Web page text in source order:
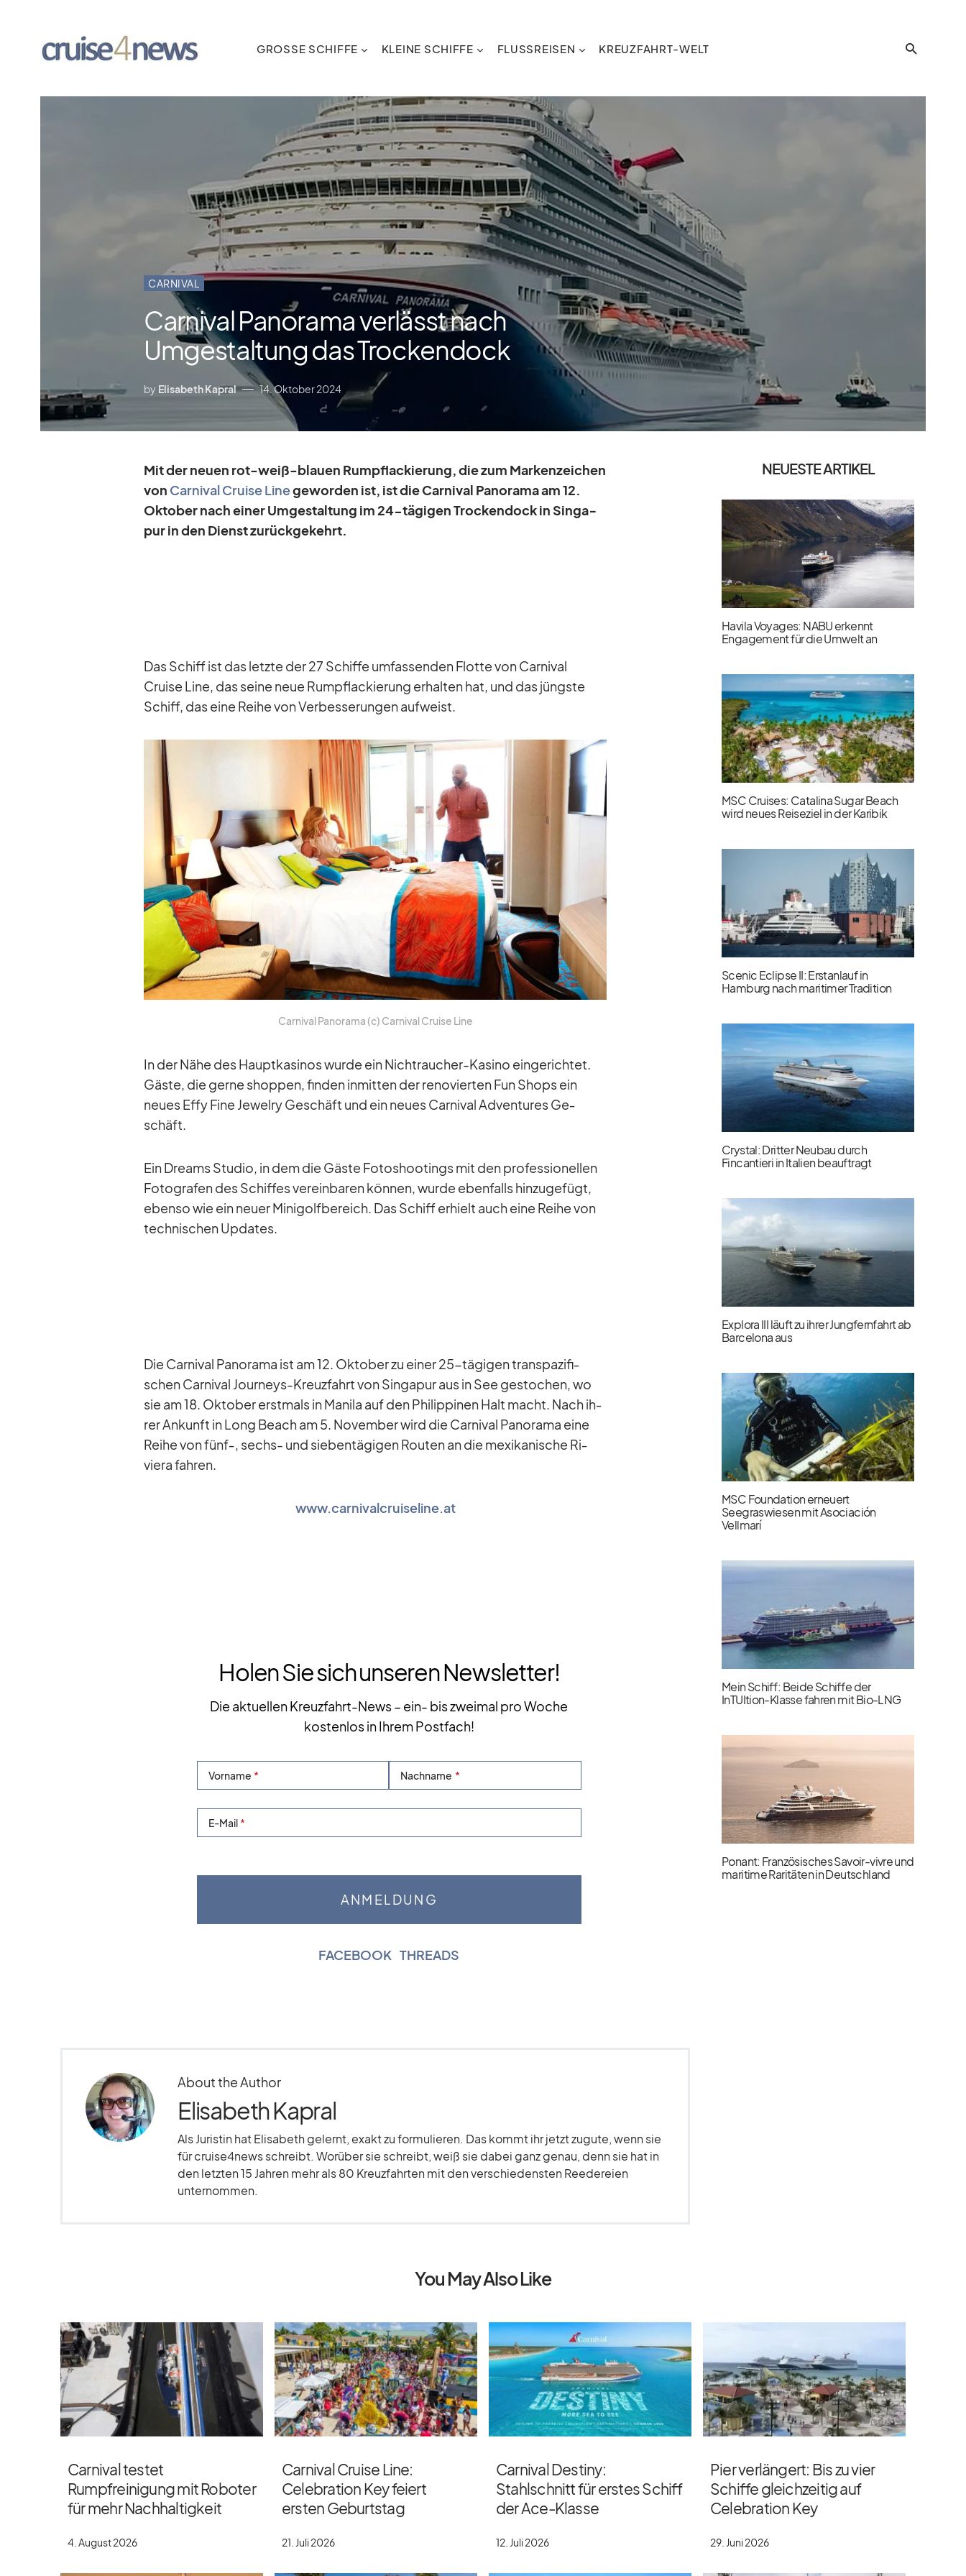
GROSSE SCHIFFE KLEINE SCHIFFE FLUSSREISEN KREUZFAHRT-WELT
CARNIVAL
Carnival Panorama verlässt nach
Umgestaltung das Trockendock
by Elisabeth Kapral 14. Oktober 2024
Mit der neuen rot-weiß-blauen Rumpfla­ckie­rung, die zum Mar­ken­zei­chen
von Car­ni­val Cruise Linege­wor­den ist, ist die Car­ni­val Pan­orama am 12.
Ok­to­ber nach ei­ner Um­ge­stal­tung im 24-tä­gi­gen Tro­cken­dock in Sin­ga­
pur in den Dienst zu­rück­ge­kehrt.
Das Schiff ist das letzte der 27 Schiffe um­fas­sen­den Flotte von Car­ni­val
Cruise Line, das seine neue Rumpfla­ckie­rung er­hal­ten hat, und das jüngste
Schiff, das eine Reihe von Ver­bes­se­run­gen auf­weist.
Car­ni­val Pan­orama (c) Car­ni­val Cruise Line
In der Nähe des Haupt­ka­si­nos wurde ein Nicht­rau­cher-Ka­sino ein­ge­rich­tet.
Gäste, die gerne shop­pen, fin­den in­mit­ten der re­no­vier­ten Fun Shops ein
neues Effy Fine Je­welry Ge­schäft und ein neues Car­ni­val Ad­ven­tures Ge­
schäft.
Ein Dreams Stu­dio, in dem die Gäste Fo­to­shoo­tings mit den pro­fes­sio­nel­len
Fo­to­gra­fen des Schif­fes ver­ein­ba­ren kön­nen, wurde eben­falls hin­zu­ge­fügt,
ebenso wie ein neuer Mi­ni­golf­be­reich. Das Schiff er­hielt auch eine Reihe von
tech­ni­schen Up­dates.
Die Car­ni­val Pan­orama ist am 12. Ok­to­ber zu ei­ner 25-tä­gi­gen trans­pa­zi­fi­
schen Car­ni­val Jour­neys-Kreuz­fahrt von Sin­ga­pur aus in See ge­sto­chen, wo
sie am 18. Ok­to­ber erst­mals in Ma­nila auf den Phil­ip­pi­nen Halt macht. Nach ih­
rer An­kunft in Long Beach am 5. No­vem­ber wird die Car­ni­val Pan­orama eine
Reihe von fünf‑, sechs- und sie­ben­tä­gi­gen Rou­ten an die me­xi­ka­ni­sche Ri­
viera fah­ren.
www.carnivalcruiseline.at
Holen Sie sich unseren Newsletter!
Die aktuellen Kreuzfahrt-News – ein- bis zweimal pro Woche
kostenlos in Ihrem Postfach!
Vorname Nachname
E-Mail
FACEBOOK |THREADS
About the Author
Elisabeth Kapral
Als Juristin hat Elisabeth gelernt, exakt zu formulieren. Das kommt ihr jetzt zugute, wenn sie
für cruise4news schreibt. Worüber sie schreibt, weiß sie dabei ganz genau, denn sie hat in
den letzten 15 Jahren mehr als 80 Kreuzfahrten mit den verschiedensten Reedereien
unternommen.
NEUESTE ARTIKEL
Havila Voyages: NABU erkennt
Engagement für die Umwelt an
MSC Cruises: Catalina Sugar Beach
wird neues Reiseziel in der Karibik
Scenic Eclipse II: Erstanlauf in
Hamburg nach maritimer Tradition
Crystal: Dritter Neubau durch
Fincantieri in Italien beauftragt
Explora III läuft zu ihrer Jungfernfahrt ab
Barcelona aus
MSC Foundation erneuert
Seegraswiesen mit Asociación
Vellmarí
Mein Schiff: Beide Schiffe der
InTUItion-Klasse fahren mit Bio-LNG
Ponant: Französisches Savoir-vivre und
maritime Raritäten in Deutschland
You May Also Like
Carnival testet
Rumpfreinigung mit Roboter
für mehr Nachhaltigkeit
4. August 2026
Carnival Cruise Line:
Celebration Key feiert
ersten Geburtstag
21. Juli 2026
Carnival Destiny:
Stahlschnitt für erstes Schiff
der Ace-Klasse
12. Juli 2026
Pier verlängert: Bis zu vier
Schiffe gleichzeitig auf
Celebration Key
29. Juni 2026